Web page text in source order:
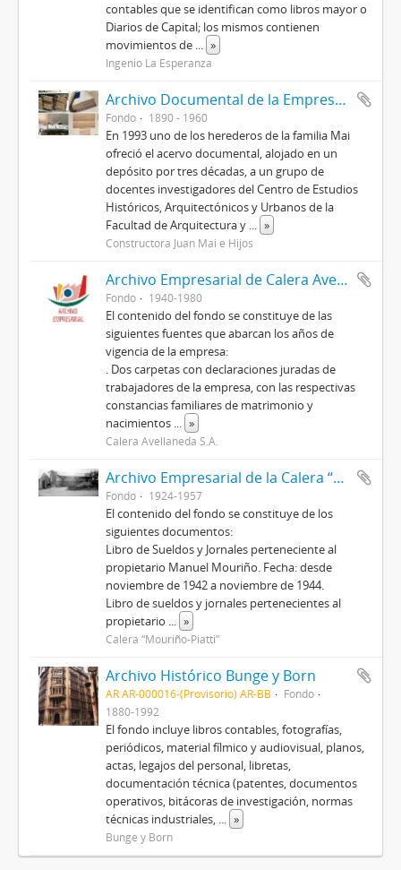
contables que se identifican como libros mayor o
Diarios de Capital; los mismos contienen
movimientos de ... »
Ingenio La Esperanza
Archivo Documental de la Empresa Constructora “Sucesión de José Mai”
Fondo 1890 - 1960
En 1993 uno de los herederos de la familia Mai
ofreció el acervo documental, alojado en un
depósito por tres décadas, a un grupo de
docentes investigadores del Centro de Estudios
Históricos, Arquitectónicos y Urbanos de la
Facultad de Arquitectura y ... »
Constructora Juan Mai e Hijos
Archivo Empresarial de Calera Avellaneda S.A.
Fondo 1940-1980
El contenido del fondo se constituye de las
siguientes fuentes que abarcan los años de
vigencia de la empresa:
. Dos carpetas con declaraciones juradas de
trabajadores de la empresa, con las respectivas
constancias familiares de matrimonio y
nacimientos ... »
Calera Avellaneda S.A.
Archivo Empresarial de la Calera “Mouriño-Piatti”
Fondo 1924-1957
El contenido del fondo se constituye de los
siguientes documentos:
Libro de Sueldos y Jornales perteneciente al
propietario Manuel Mouriño. Fecha: desde
noviembre de 1942 a noviembre de 1944.
Libro de sueldos y jornales pertenecientes al
propietario ... »
Calera “Mouriño-Piatti”
Archivo Histórico Bunge y Born
AR AR-000016-(Provisorio) AR-BB
Fondo
1880-1992
El fondo incluye libros contables, fotografías,
periódicos, material fílmico y audiovisual, planos,
actas, legajos del personal, libretas,
documentación técnica (patentes, documentos
operativos, bitácoras de investigación, normas
técnicas industriales, ... »
Bunge y Born